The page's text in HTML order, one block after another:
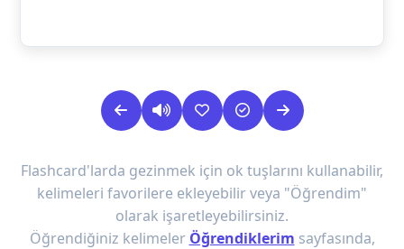
Flashcard'larda gezinmek için ok tuşlarını kullanabilir,
kelimeleri favorilere ekleyebilir veya "Öğrendim"
olarak işaretleyebilirsiniz.
Öğrendiğiniz kelimeler Öğrendiklerim sayfasında,